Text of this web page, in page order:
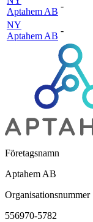
Aptahem AB
-
NY
Aptahem AB
-
Företagsnamn
Aptahem AB
Organisationsnummer
556970-5782